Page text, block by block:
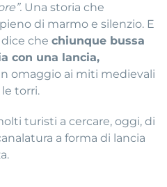
Una storia che
di marmo e silenzio. E
che chiunque bussa
con una lancia,
omaggio ai miti medievali
torri.
turisti a cercare, oggi, di
a forma di lancia